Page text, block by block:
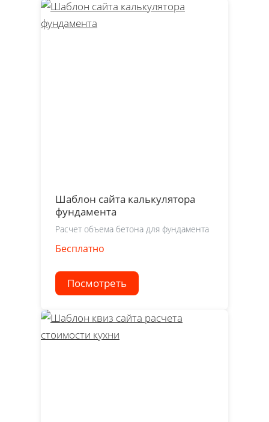
Шаблон сайта калькулятора
фундамента
Расчет объема бетона для фундамента
Бесплатно
Посмотреть